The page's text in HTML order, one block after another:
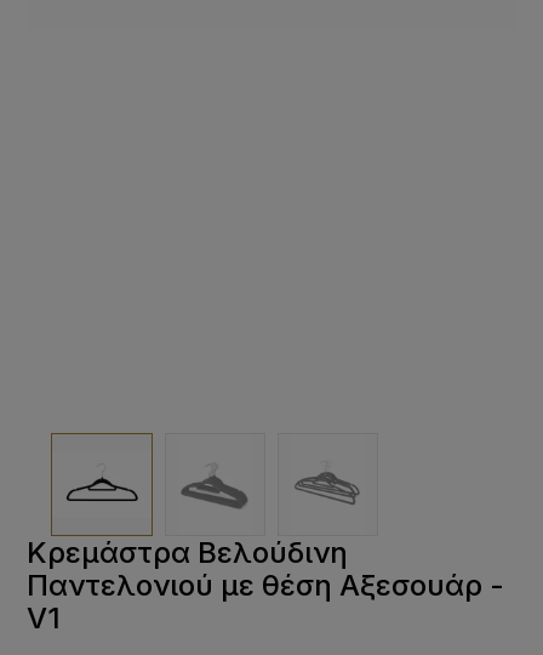
Κρεμάστρα Βελούδινη
Παντελονιού με θέση Αξεσουάρ -
V1